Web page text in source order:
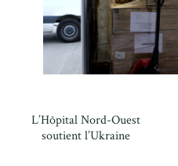
L’Hôpital Nord-Ouest
soutient l’Ukraine